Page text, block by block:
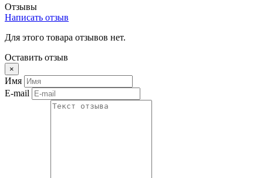
Отзывы
Написать отзыв
Для этого товара отзывов нет.
Оставить отзыв
×
Имя
E-mail